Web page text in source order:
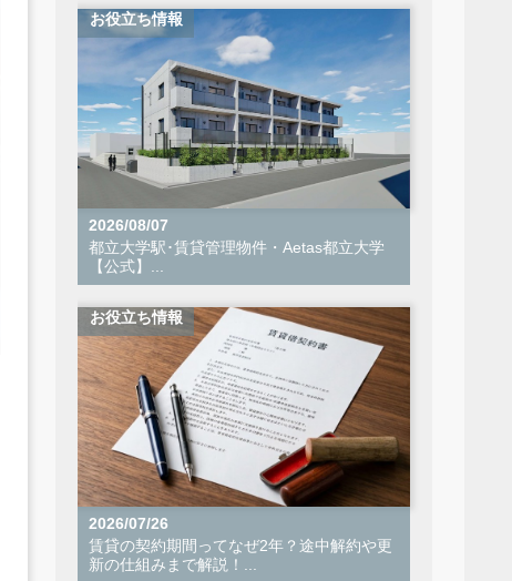
お役立ち情報
2026/08/07
都立大学駅･賃貸管理物件・Aetas都立大学
【公式】...
お役立ち情報
2026/07/26
賃貸の契約期間ってなぜ2年？途中解約や更
新の仕組みまで解説！...